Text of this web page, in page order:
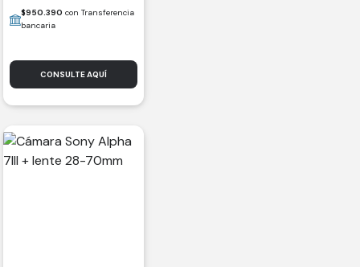
$950.390 con Transferencia
bancaria
CONSULTE AQUÍ